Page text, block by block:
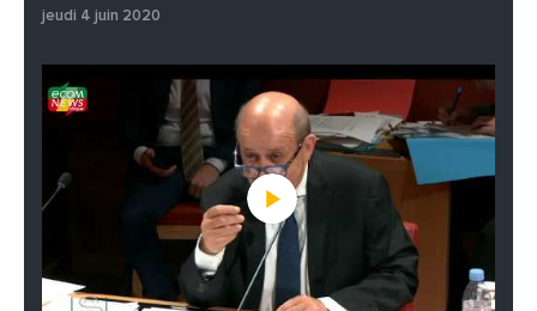
jeudi 4 juin 2020